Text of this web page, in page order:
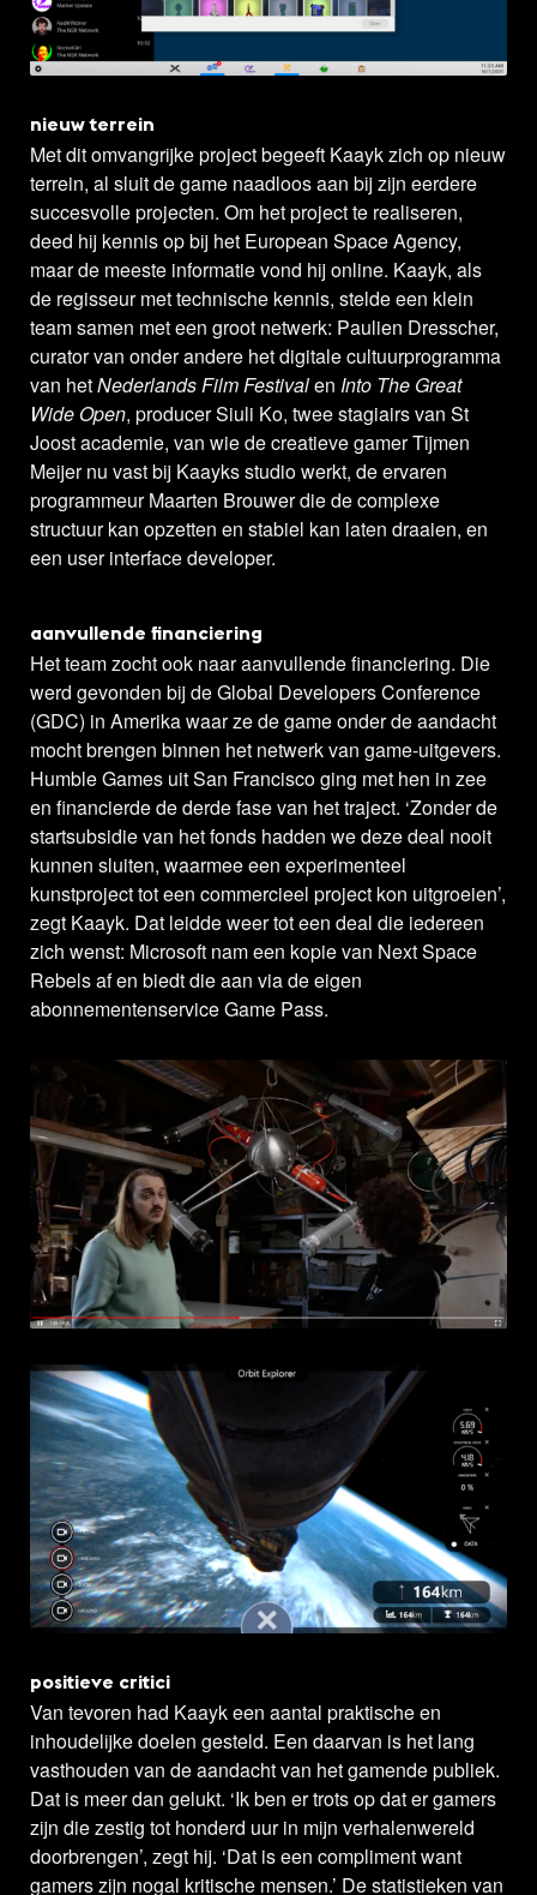
nieuw terrein
Met dit omvangrijke project begeeft Kaayk zich op nieuw
terrein, al sluit de game naadloos aan bij zijn eerdere
succesvolle projecten. Om het project te realiseren,
deed hij kennis op bij het European Space Agency,
maar de meeste informatie vond hij online. Kaayk, als
de regisseur met technische kennis, stelde een klein
team samen met een groot netwerk: Paulien Dresscher,
curator van onder andere het digitale cultuurprogramma
van hetNederlands Film Festivalen Into The Great
Wide Open, producer Siuli Ko, twee stagiairs van St
Joost academie, van wie de creatieve gamer Tijmen
Meijer nu vast bij Kaayks studio werkt, de ervaren
programmeur Maarten Brouwer die de complexe
structuur kan opzetten en stabiel kan laten draaien, en
een user interface developer.
aanvullende financiering
Het team zocht ook naar aanvullende financiering. Die
werd gevonden bij de Global Developers Conference
(GDC) in Amerika waar ze de game onder de aandacht
mocht brengen binnen het netwerk van game-uitgevers.
Humble Games uit San Francisco ging met hen in zee
en financierde de derde fase van het traject. ‘Zonder de
startsubsidie van het fonds hadden we deze deal nooit
kunnen sluiten, waarmee een experimenteel
kunstproject tot een commercieel project kon uitgroeien’,
zegt Kaayk. Dat leidde weer tot een deal die iedereen
zich wenst: Microsoft nam een kopie van Next Space
Rebels af en biedt die aan via de eigen
abonnementenservice Game Pass.
positieve critici
Van tevoren had Kaayk een aantal praktische en
inhoudelijke doelen gesteld. Een daarvan is het lang
vasthouden van de aandacht van het gamende publiek.
Dat is meer dan gelukt. ‘Ik ben er trots op dat er gamers
zijn die zestig tot honderd uur in mijn verhalenwereld
doorbrengen’, zegt hij. ‘Dat is een compliment want
gamers zijn nogal kritische mensen.’ De statistieken van